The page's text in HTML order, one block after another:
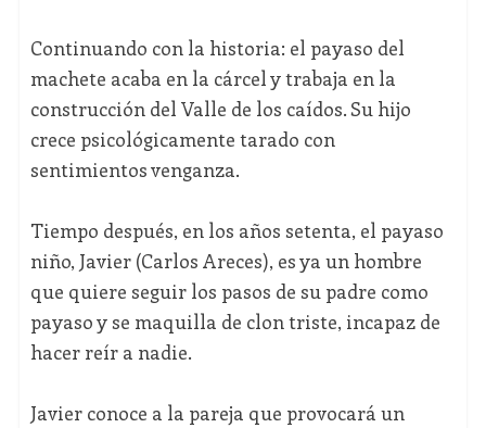
Continuando con la historia: el payaso del
machete acaba en la cárcel y trabaja en la
construcción del Valle de los caídos. Su hijo
crece psicológicamente tarado con
sentimientos venganza.
Tiempo después, en los años setenta, el payaso
niño, Javier (Carlos Areces), es ya un hombre
que quiere seguir los pasos de su padre como
payaso y se maquilla de clon triste, incapaz de
hacer reír a nadie.
Javier conoce a la pareja que provocará un